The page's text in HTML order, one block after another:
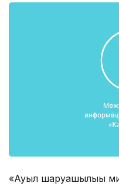
«Ауыл шаруашылығы